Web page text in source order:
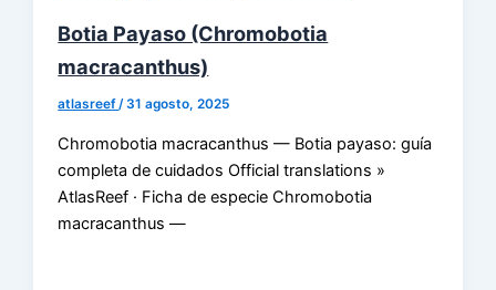
Botia Payaso (Chromobotia
macracanthus)
atlasreef/31 agosto, 2025
Chromobotia macracanthus — Botia payaso: guía
completa de cuidados Official translations »
AtlasReef · Ficha de especie Chromobotia
macracanthus —